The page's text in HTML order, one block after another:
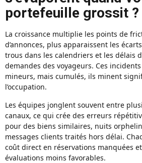
portefeuille grossit ?
La croissance multiplie les points de
d’annonces, plus apparaissent les
trous dans les calendriers et les délais
demandes des voyageurs. Ces
mineurs, mais cumulés, ils minent
l’occupation.
Les équipes jonglent souvent entre
canaux, ce qui crée des erreurs
pour des biens similaires, nuits
messages clients traités hors délai.
coût direct en réservations manquées
évaluations moins favorables.